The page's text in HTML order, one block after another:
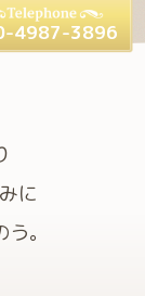
に
。
4987-3896